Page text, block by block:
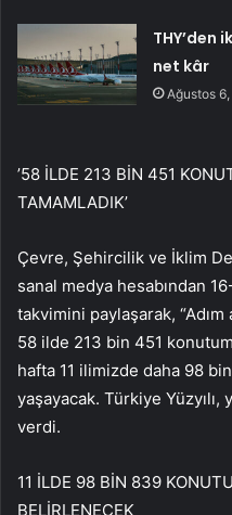
THY’den
net kâr
Ağustos
’58 İLDE 213 BİN 451
TAMAMLADIK’
Çevre, Şehircilik ve İklim
sanal medya hesabından
takvimini paylaşarak,
58 ilde 213 bin 451
hafta 11 ilimizde daha 98
yaşayacak. Türkiye Yüzyılı,
verdi.
11 İLDE 98 BİN 839
BELİRLENECEK